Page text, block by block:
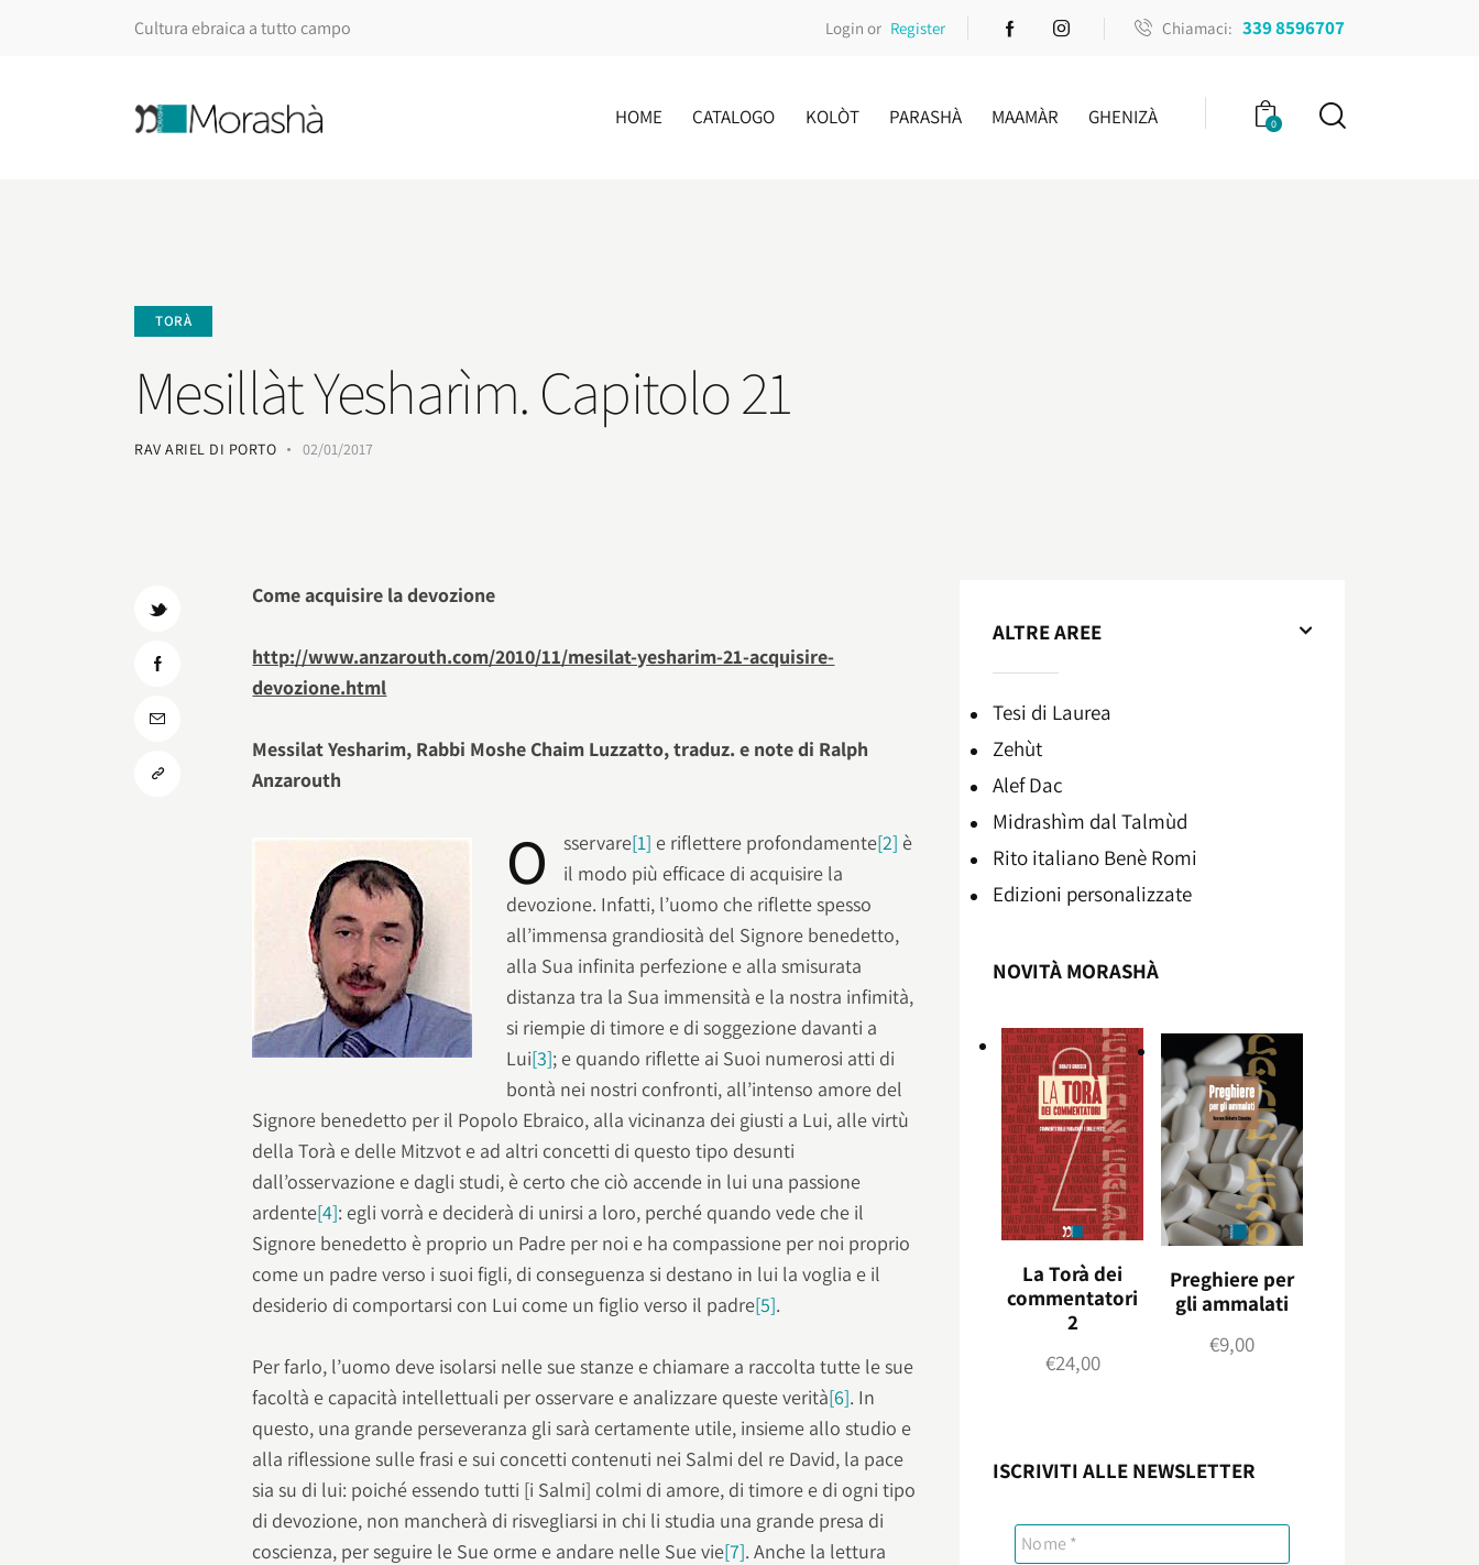
Cultura ebraica a tutto campo Login or Register Chiamaci: 339 8596707
HOME CATALOGO KOLÒT PARASHÀ MAAMÀR GHENIZÀ 0
TORÀ
Mesillàt Yesharìm. Capitolo 21
RAV ARIEL DI PORTO 02/01/2017
Come acquisire la devozione
http://www.anzarouth.com/2010/11/mesilat-yesharim-21-acquisire-
devozione.html
Messilat Yesharim, Rabbi Moshe Chaim Luzzatto, traduz. e note di Ralph
Anzarouth
O sservare[1] e riflettere profondamente[2] è
il modo più efficace di acquisire la
devozione. Infatti, l’uomo che riflette spesso
all’immensa grandiosità del Signore benedetto,
alla Sua infinita perfezione e alla smisurata
distanza tra la Sua immensità e la nostra infimità,
si riempie di timore e di soggezione davanti a
Lui[3]; e quando riflette ai Suoi numerosi atti di
bontà nei nostri confronti, all’intenso amore del
Signore benedetto per il Popolo Ebraico, alla vicinanza dei giusti a Lui, alle virtù
della Torà e delle Mitzvot e ad altri concetti di questo tipo desunti
dall’osservazione e dagli studi, è certo che ciò accende in lui una passione
ardente[4]: egli vorrà e deciderà di unirsi a loro, perché quando vede che il
Signore benedetto è proprio un Padre per noi e ha compassione per noi proprio
come un padre verso i suoi figli, di conseguenza si destano in lui la voglia e il
desiderio di comportarsi con Lui come un figlio verso il padre[5].
Per farlo, l’uomo deve isolarsi nelle sue stanze e chiamare a raccolta tutte le sue
facoltà e capacità intellettuali per osservare e analizzare queste verità[6]. In
questo, una grande perseveranza gli sarà certamente utile, insieme allo studio e
alla riflessione sulle frasi e sui concetti contenuti nei Salmi del re David, la pace
sia su di lui: poiché essendo tutti [i Salmi] colmi di amore, di timore e di ogni tipo
di devozione, non mancherà di risvegliarsi in chi li studia una grande presa di
coscienza, per seguire le Sue orme e andare nelle Sue vie[7]. Anche la lettura
ALTRE AREE
Tesi di Laurea
Zehùt
Alef Dac
Midrashìm dal Talmùd
Rito italiano Benè Romi​
Edizioni personalizzate
NOVITÀ MORASHÀ
La Torà dei
commentatori
2
€24,00
Preghiere per
gli ammalati
€9,00
ISCRIVITI ALLE NEWSLETTER